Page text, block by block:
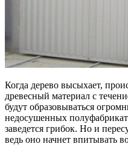
Когда дерево высыхает,
древесный материал с
будут образовываться
недосушенных
заведется грибок. Но и
ведь оно начнет впитывать